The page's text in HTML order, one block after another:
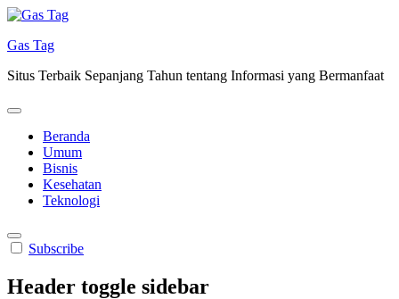
Skip
content
Gas Tag
Situs Terbaik Sepanjang Tahun tentang Informasi yang Bermanfaat
Beranda
Umum
Bisnis
Kesehatan
Teknologi
Subscribe
Header toggle sidebar